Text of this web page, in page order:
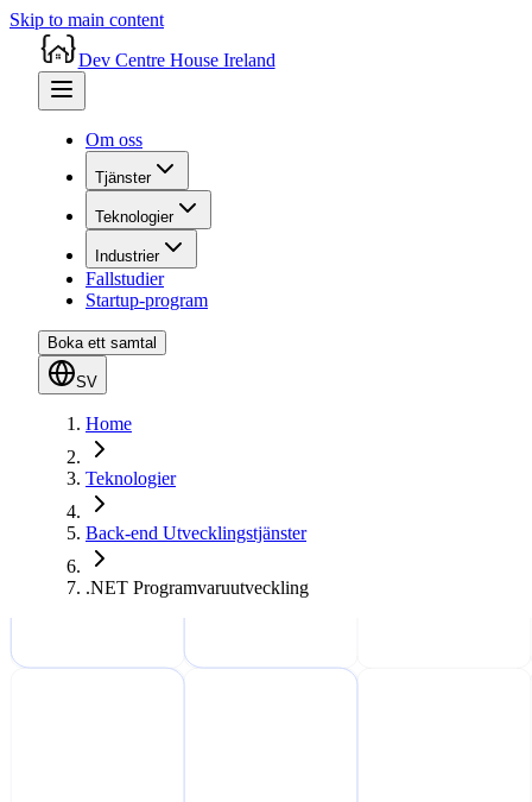
Skip to main content
Dev Centre House Ireland
Om oss
Tjänster
Teknologier
Industrier
Fallstudier
Startup-program
Boka ett samtal
SV
Home
Teknologier
Back-end Utvecklingstjänster
.NET Programvaruutveckling